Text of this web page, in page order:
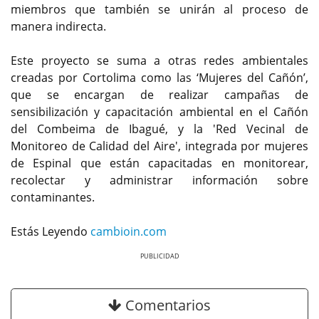
miembros que también se unirán al proceso de
manera indirecta.
Este proyecto se suma a otras redes ambientales
creadas por Cortolima como las ‘Mujeres del Cañón’,
que se encargan de realizar campañas de
sensibilización y capacitación ambiental en el Cañón
del Combeima de Ibagué, y la 'Red Vecinal de
Monitoreo de Calidad del Aire', integrada por mujeres
de Espinal que están capacitadas en monitorear,
recolectar y administrar información sobre
contaminantes.
Estás Leyendo cambioin.com
Comentarios